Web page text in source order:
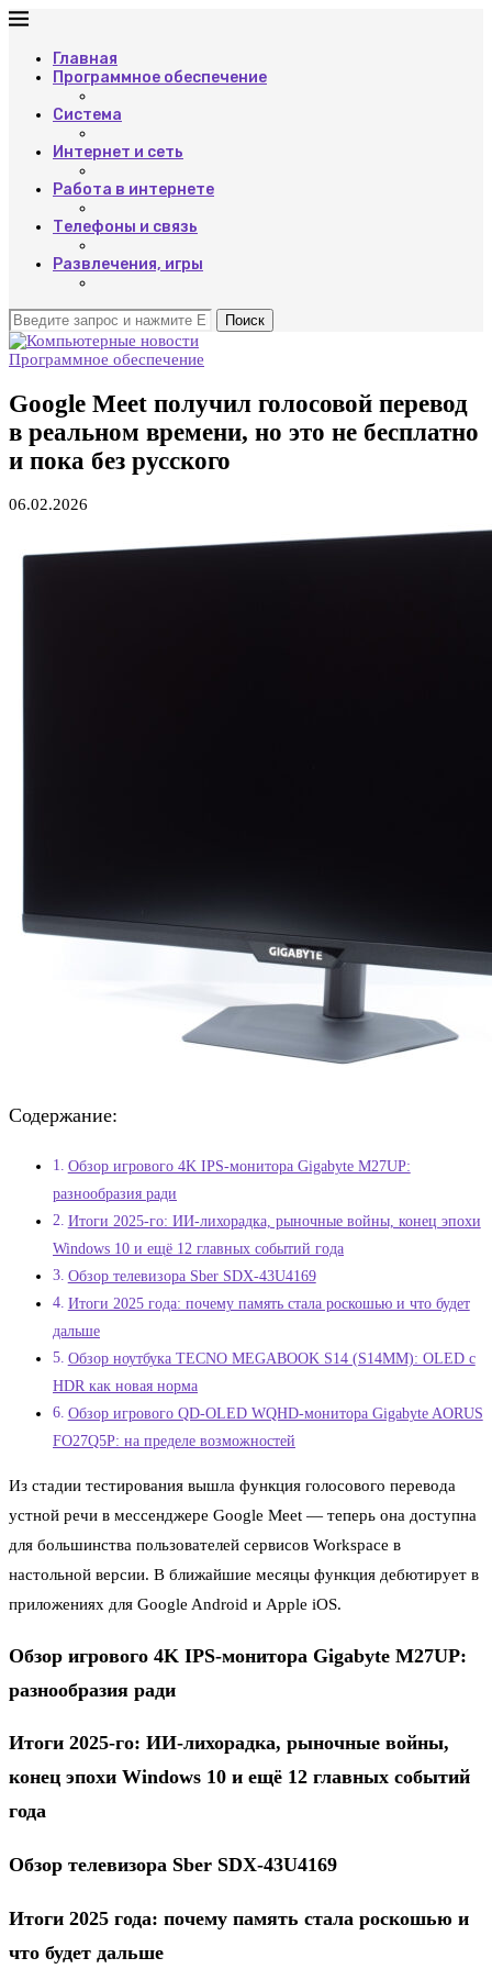
Главная
Программное обеспечение
Система
Интернет и сеть
Работа в интернете
Телефоны и связь
Развлечения, игры
Поиск
Программное обеспечение
Google Meet получил голосовой перевод
в реальном времени, но это не бесплатно
и пока без русского
06.02.2026
Содержание:
Обзор игрового 4K IPS-монитора Gigabyte M27UP:
разнообразия ради
Итоги 2025-го: ИИ-лихорадка, рыночные войны, конец эпохи
Windows 10 и ещё 12 главных событий года
Обзор телевизора Sber SDX-43U4169
Итоги 2025 года: почему память стала роскошью и что будет
дальше
Обзор ноутбука TECNO MEGABOOK S14 (S14MM): OLED с
HDR как новая норма
Обзор игрового QD-OLED WQHD-монитора Gigabyte AORUS
FO27Q5P: на пределе возможностей
Из стадии тестирования вышла функция голосового перевода
устной речи в мессенджере Google Meet — теперь она доступна
для большинства пользователей сервисов Workspace в
настольной версии. В ближайшие месяцы функция дебютирует в
приложениях для Google Android и Apple iOS.
Обзор игрового 4K IPS-монитора Gigabyte M27UP:
разнообразия ради
Итоги 2025-го: ИИ-лихорадка, рыночные войны,
конец эпохи Windows 10 и ещё 12 главных событий
года
Обзор телевизора Sber SDX-43U4169
Итоги 2025 года: почему память стала роскошью и
что будет дальше